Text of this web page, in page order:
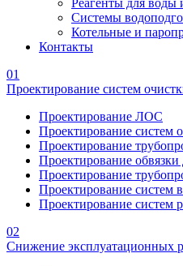
Реагенты для воды
Системы
Котельные и
Контакты
01
Проектирование систем
Проектирование ЛОС
Проектирование систем
Проектирование
Проектирование
Проектирование
Проектирование систем
Проектирование систем
02
Снижение эксплуатационных